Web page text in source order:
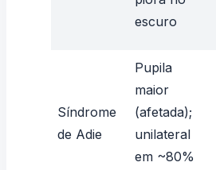
escuro
Síndrome
de Adie
Pupila
maior
(afetada);
unilateral
em ~80%